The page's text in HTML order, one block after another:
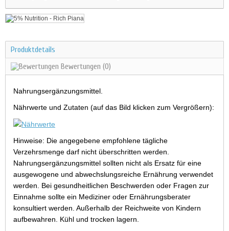
Produktdetails
Bewertungen (0)
Nahrungsergänzungsmittel.
Nährwerte und Zutaten (auf das Bild klicken zum Vergrößern):
Hinweise: Die angegebene empfohlene tägliche
Verzehrsmenge darf nicht überschritten werden.
Nahrungsergänzungsmittel sollten nicht als Ersatz für eine
ausgewogene und abwechslungsreiche Ernährung verwendet
werden. Bei gesundheitlichen Beschwerden oder Fragen zur
Einnahme sollte ein Mediziner oder Ernährungsberater
konsultiert werden. Außerhalb der Reichweite von Kindern
aufbewahren. Kühl und trocken lagern.